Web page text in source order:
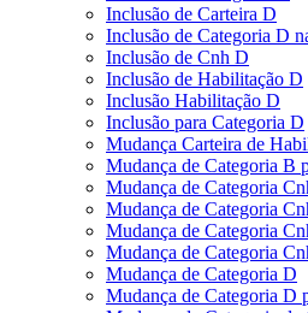
Inclusão de Carteira D
Inclusão de Categoria D
Inclusão de Cnh D
Inclusão de Habilitação D
Inclusão Habilitação D
Inclusão para Categoria D
Mudança Carteira de
Mudança de Categoria B
Mudança de Categoria
Mudança de Categoria
Mudança de Categoria
Mudança de Categoria
Mudança de Categoria D
Mudança de Categoria D